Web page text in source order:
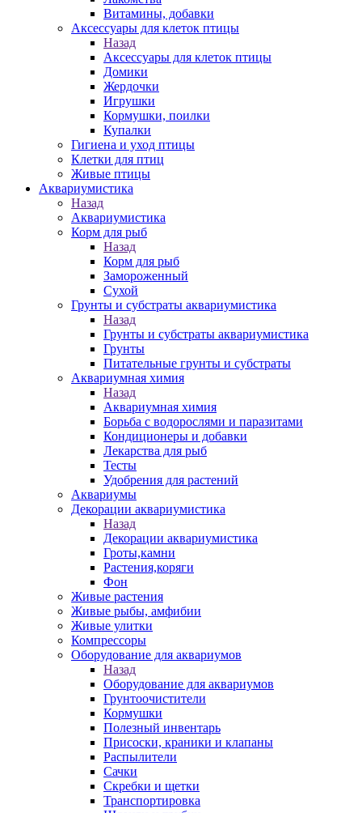
Витамины, добавки
Аксессуары для клеток птицы
Назад
Аксессуары для клеток птицы
Домики
Жердочки
Игрушки
Кормушки, поилки
Купалки
Гигиена и уход птицы
Клетки для птиц
Живые птицы
Аквариумистика
Назад
Аквариумистика
Корм для рыб
Назад
Корм для рыб
Замороженный
Сухой
Грунты и субстраты аквариумистика
Назад
Грунты и субстраты аквариумистика
Грунты
Питательные грунты и субстраты
Аквариумная химия
Назад
Аквариумная химия
Борьба с водорослями и паразитами
Кондиционеры и добавки
Лекарства для рыб
Тесты
Удобрения для растений
Аквариумы
Декорации аквариумистика
Назад
Декорации аквариумистика
Гроты,камни
Растения,коряги
Фон
Живые растения
Живые рыбы, амфибии
Живые улитки
Компрессоры
Оборудование для аквариумов
Назад
Оборудование для аквариумов
Грунтоочистители
Кормушки
Полезный инвентарь
Присоски, краники и клапаны
Распылители
Сачки
Скребки и щетки
Транспортировка